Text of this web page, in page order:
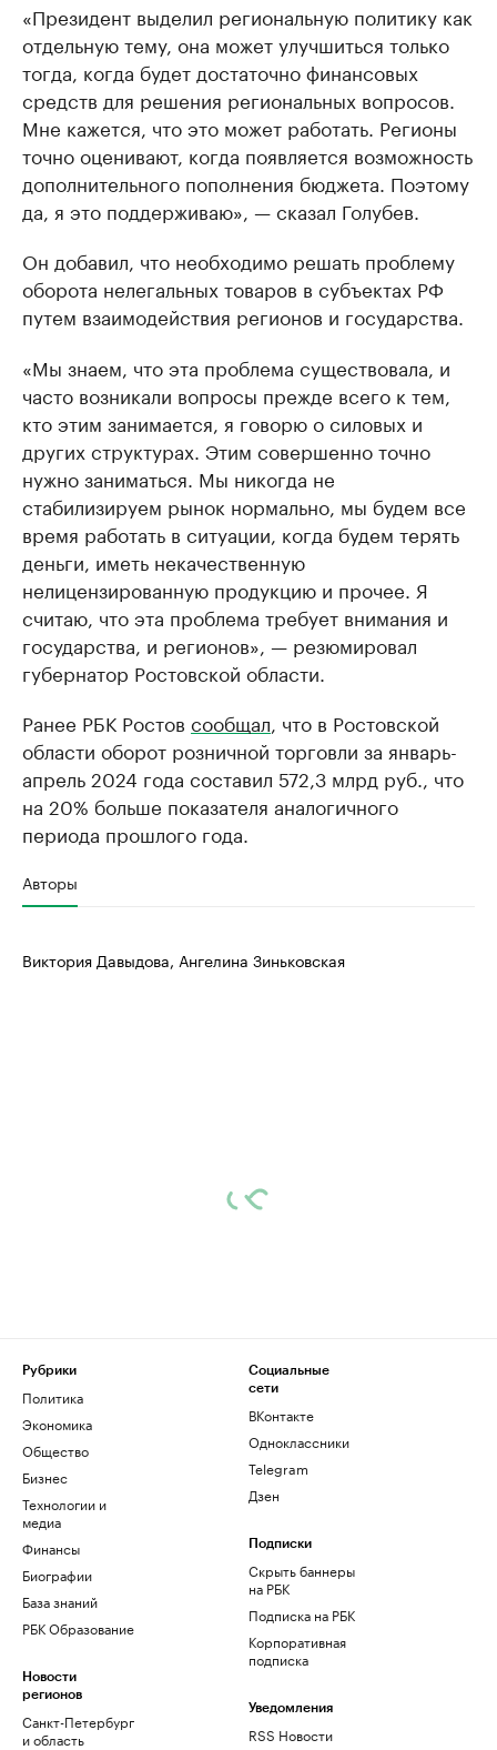
«Президент выделил региональную политику как
отдельную тему, она может улучшиться только
тогда, когда будет достаточно финансовых
средств для решения региональных вопросов.
Мне кажется, что это может работать. Регионы
точно оценивают, когда появляется возможность
дополнительного пополнения бюджета. Поэтому
да, я это поддерживаю», — сказал Голубев.
Он добавил, что необходимо решать проблему
оборота нелегальных товаров в субъектах РФ
путем взаимодействия регионов и государства.
«Мы знаем, что эта проблема существовала, и
часто возникали вопросы прежде всего к тем,
кто этим занимается, я говорю о силовых и
других структурах. Этим совершенно точно
нужно заниматься. Мы никогда не
стабилизируем рынок нормально, мы будем все
время работать в ситуации, когда будем терять
деньги, иметь некачественную
нелицензированную продукцию и прочее. Я
считаю, что эта проблема требует внимания и
государства, и регионов», — резюмировал
губернатор Ростовской области.
Ранее РБК Ростов сообщал , что в Ростовской
области оборот розничной торговли за январь-
апрель 2024 года составил 572,3 млрд руб., что
на 20% больше показателя аналогичного
периода прошлого года.
Авторы
Виктория Давыдова, Ангелина Зиньковская
Рубрики
Политика
Экономика
Общество
Бизнес
Технологии и
медиа
Финансы
Биографии
База знаний
РБК Образование
Новости
регионов
Санкт-Петербург
и область
Социальные
сети
ВКонтакте
Одноклассники
Telegram
Дзен
Подписки
Скрыть баннеры
на РБК
Подписка на РБК
Корпоративная
подписка
Уведомления
RSS Новости